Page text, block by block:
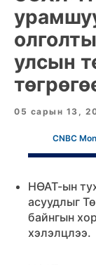
улсын
05 сарын 13,
CNBC
НӨАТ-ын
асуудлыг
байнгын
хэлэлцлээ.